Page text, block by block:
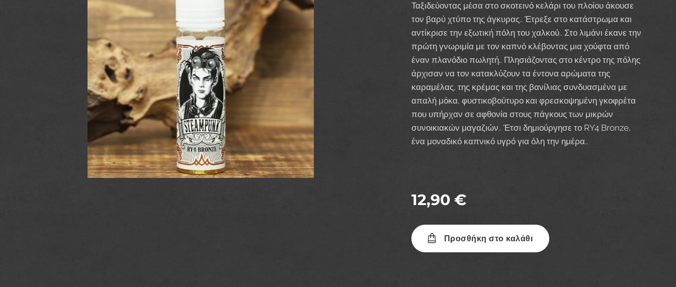
Ταξιδεύοντας μέσα στο σκοτεινό κελάρι του πλοίου άκουσε
τον βαρύ χτύπο της άγκυρας.. Έτρεξε στο κατάστρωμα και
αντίκρισε την εξωτική πόλη του χαλκού.. Στο λιμάνι έκανε την
πρώτη γνωριμία με τον καπνό κλέβοντας μια χούφτα από
έναν πλανόδιο πωλητή.. Πλησιάζοντας στο κέντρο της πόλης
άρχισαν να τον κατακλύζουν τα έντονα αρώματα της
καραμέλας, της κρέμας και της βανίλιας συνδυασμένα με
απαλή μόκα, φυστικοβούτυρο και φρεσκοψημένη γκοφρέτα
που υπήρχαν σε αφθονία στους πάγκους των μικρών
συνοικιακών μαγαζιών.. Έτσι δημιούργησε το RY4 Bronze,
ένα μοναδικό καπνικό υγρό για όλη την ημέρα..
12,90 €
Προσθήκη στο καλάθι